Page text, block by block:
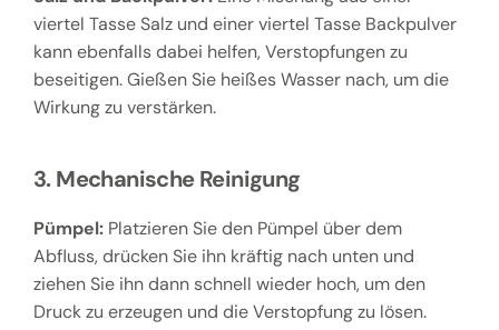
viertel Tasse Salz und einer viertel Tasse Backpulver
kann ebenfalls dabei helfen, Verstopfungen zu
beseitigen. Gießen Sie heißes Wasser nach, um die
Wirkung zu verstärken.
3. Mechanische Reinigung
Pümpel:Platzieren Sie den Pümpel über dem
Abfluss, drücken Sie ihn kräftig nach unten und
ziehen Sie ihn dann schnell wieder hoch, um den
Druck zu erzeugen und die Verstopfung zu lösen.